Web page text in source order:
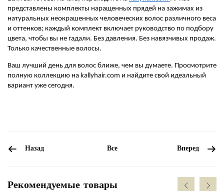
представлены комплекты наращенных прядей на зажимах из
натуральных неокрашенных человеческих волос различного веса
и оттенков; каждый комплект включает руководство по подбору
цвета, чтобы вы не гадали. Без давления. Без навязчивых продаж.
Только качественные волосы.
Ваш лучший день для волос ближе, чем вы думаете. Просмотрите
полную коллекцию на kallyhair.com и найдите свой идеальный
вариант уже сегодня.
Назад Все Вперед
Рекомендуемые товары